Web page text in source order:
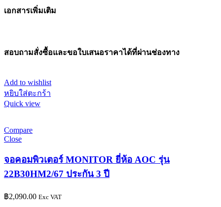
เอกสารเพิ่มเติม
สอบถามสั่งซื้อและขอใบเสนอราคาได้ที่ผ่านช่องทาง
Add to wishlist
หยิบใส่ตะกร้า
Quick view
Compare
Close
จอคอมพิวเตอร์ MONITOR ยี่ห้อ AOC รุ่น
22B30HM2/67 ประกัน 3 ปี
฿2,090.00 Exc VAT